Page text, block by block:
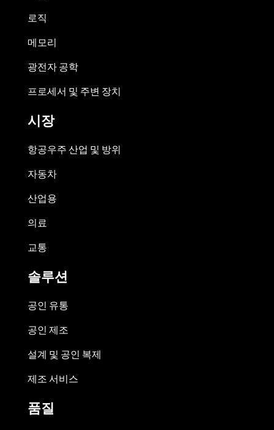
로직
메모리
광전자 공학
프로세서 및 주변 장치
시장
항공우주 산업 및 방위
자동차
산업용
의료
교통
솔루션
공인 유통
공인 제조
설계 및 공인 복제
제조 서비스
품질